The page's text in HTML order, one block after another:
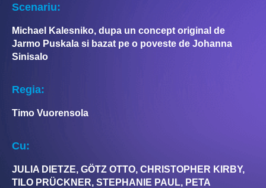
Scenariu:
Michael Kalesniko, dupa un concept original de
Jarmo Puskala si bazat pe o poveste de Johanna
Sinisalo
Regia:
Timo Vuorensola
Cu:
JULIA DIETZE, GÖTZ OTTO, CHRISTOPHER KIRBY,
TILO PRÜCKNER, STEPHANIE PAUL, PETA